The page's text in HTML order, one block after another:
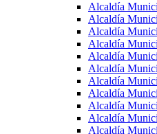
Alcaldía
Alcaldía
Alcaldía
Alcaldía
Alcaldía
Alcaldía
Alcaldía
Alcaldía
Alcaldía
Alcaldía
Alcaldía